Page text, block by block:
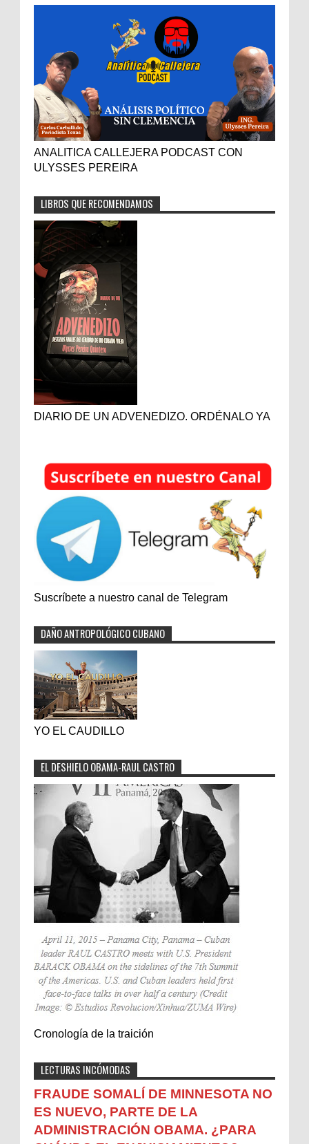
ANALITICA CALLEJERA PODCAST CON
ULYSSES PEREIRA
LIBROS QUE RECOMENDAMOS
DIARIO DE UN ADVENEDIZO. ORDÉNALO YA
Suscríbete a nuestro canal de Telegram
DAÑO ANTROPOLÓGICO CUBANO
YO EL CAUDILLO
EL DESHIELO OBAMA-RAUL CASTRO
Cronología de la traición
LECTURAS INCÓMODAS
FRAUDE SOMALÍ DE MINNESOTA NO
ES NUEVO, PARTE DE LA
ADMINISTRACIÓN OBAMA. ¿PARA